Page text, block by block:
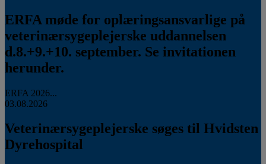
ERFA møde for oplæringsansvarlige på
veterinærsygeplejerske uddannelsen
d.8.+9.+10. september. Se invitationen
herunder.
ERFA 2026...
03.08.2026
Veterinærsygeplejerske søges til Hvidsten
Dyrehospital